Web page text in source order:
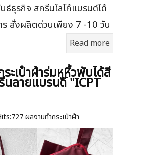
ธ์ธุรกิจ สกรีนโลโก้แบรนด์ได้
สั่งผลิตด่วนเพียง 7 -10 วัน
Read more
ะเป๋าผ้าร่มหูหิ้วพับได้สี
นลายแบรนด์ "ICPT
727 ผลงานทำกระเป๋าผ้า